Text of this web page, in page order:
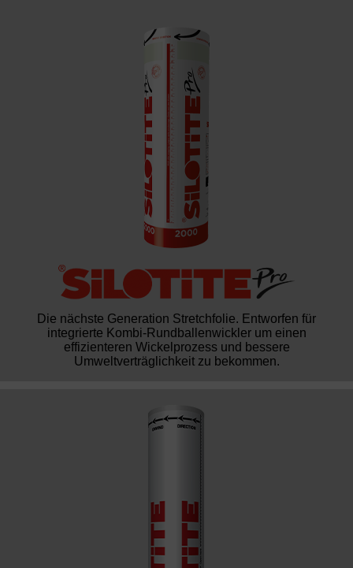
Die nächste Generation Stretchfolie. Entworfen für
integrierte Kombi-Rundballenwickler um einen
effizienteren Wickelprozess und bessere
Umweltverträglichkeit zu bekommen.